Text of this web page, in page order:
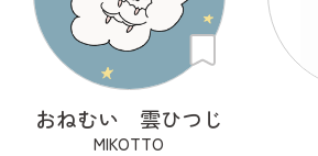
おねむい 雲ひつじ
MIKOTTO